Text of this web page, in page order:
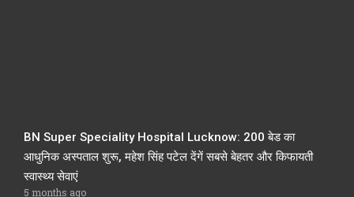
BN Super Speciality Hospital Lucknow: 200 बेड का
आधुनिक अस्पताल शुरू, महेश सिंह पटेल देंगें सबसे बेहतर और किफायती
स्वास्थ्य सेवाएं
5 months ago